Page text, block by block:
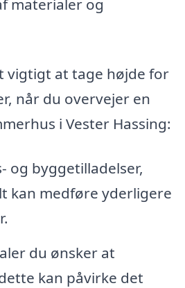
materialer og
vigtigt at tage højde for
når du overvejer en
i Vester Hassing:
og byggetilladelser,
kan medføre yderligere
du ønsker at
kan påvirke det